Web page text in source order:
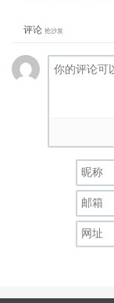
评论 抢沙发